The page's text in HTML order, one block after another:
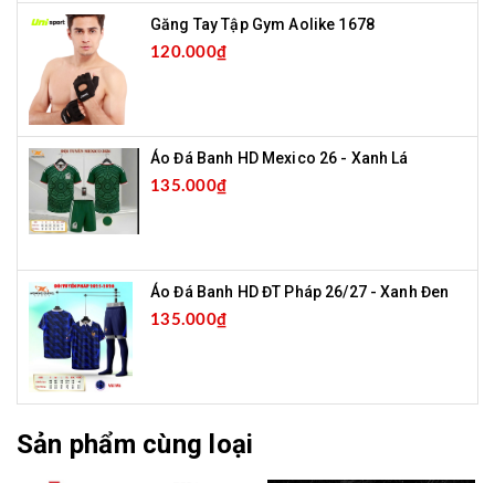
Găng Tay Tập Gym Aolike 1678
120.000₫
Áo Đá Banh HD Mexico 26 - Xanh Lá
135.000₫
Áo Đá Banh HD ĐT Pháp 26/27 - Xanh Đen
135.000₫
Sản phẩm cùng loại